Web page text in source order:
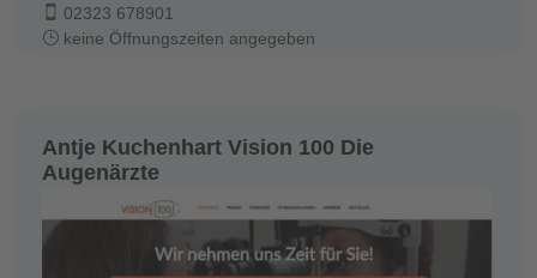
02323 678901
keine Öffnungszeiten angegeben
Antje Kuchenhart Vision 100 Die
Augenärzte